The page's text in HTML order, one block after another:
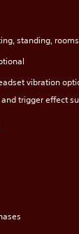
standing,
vibration
trigger effect